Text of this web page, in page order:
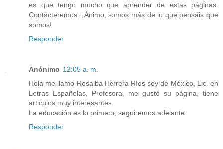
es que tengo mucho que aprender de estas páginas.
Contácteremos. ¡Ánimo, somos más de lo que pensáis que
somos!
Responder
Anónimo 12:05 a. m.
Hola me llamo Rosalba Herrera Ríos soy de México, Lic. en
Letras Españolas, Profesora, me gustó su página, tiene
articulos muy interesantes.
La educación es lo primero, seguiremos adelante.
Responder